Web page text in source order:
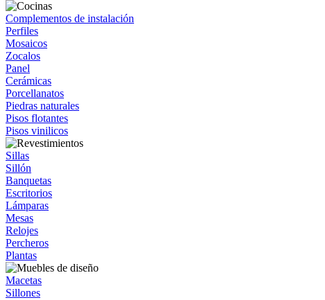
Complementos de instalación
Perfiles
Mosaicos
Zocalos
Panel
Cerámicas
Porcellanatos
Piedras naturales
Pisos flotantes
Pisos vinilicos
Sillas
Sillón
Banquetas
Escritorios
Lámparas
Mesas
Relojes
Percheros
Plantas
Macetas
Sillones